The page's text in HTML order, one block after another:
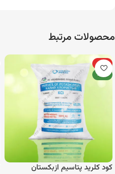
محصولات مرتبط
ویژه
جدید
کود کلرید پتاسیم ازبکستان